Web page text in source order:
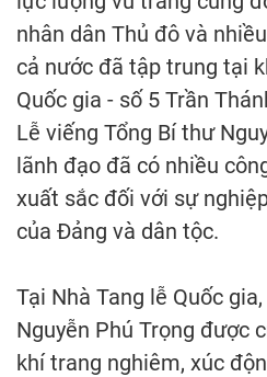
nhân dân Thủ đô và
cả nước đã tập trung tại
Quốc gia - số 5 Trần
Lễ viếng Tổng Bí thư
lãnh đạo đã có nhiều
xuất sắc đối với sự
của Đảng và dân tộc.
Tại Nhà Tang lễ Quốc
Nguyễn Phú Trọng được
khí trang nghiêm, xúc